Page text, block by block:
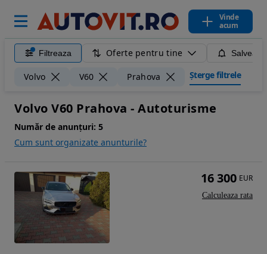
Vinde
acum
Filtreaza Oferte pentru tine
Volvo V60 Prahova Șterge filtrele
Volvo V60 Prahova - Autoturisme
Număr de anunțuri: 5
Cum sunt organizate anunturile?
16 300 EUR
Calculeaza rata